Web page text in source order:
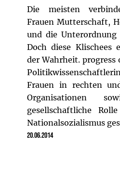
Die meisten
Frauen Mutterschaft,
und die
Doch diese Klischees
der Wahrheit.
Frauen in rechten
Organisationen
gesellschaftliche
Nationalsozialismus
20.06.2014